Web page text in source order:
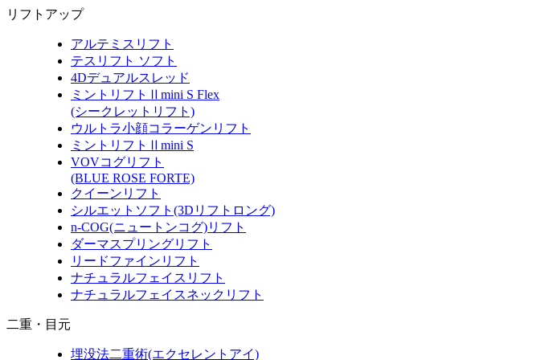
リフトアップ
アルテミスリフト
テスリフト ソフト
4Dデュアルスレッド
ミントリフトⅡmini S Flex
(シークレットリフト)
ウルトラ小顔コラーゲンリフト
ミントリフトⅡmini S
VOVコグリフト
(BLUE ROSE FORTE)
クイーンリフト
シルエットソフト (3Dリフトロング)
n-COG(ニュートンコグ)リフト
ダーマスプリングリフト
リードファインリフト
ナチュラルフェイスリフト
ナチュラルフェイスネックリフト
二重・目元
埋没法二重術(エクセレントアイ)